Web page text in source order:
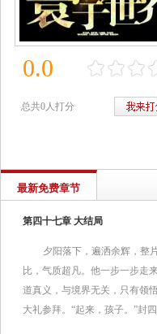
0.0
总共0人打分
最新免费章节
第四十七章 大结局
夕阳落下，遍洒余辉，整
比，气质超凡。他一步一步走
道真义，与境界无关，只有领
大礼参拜。“起来，孩子。”封